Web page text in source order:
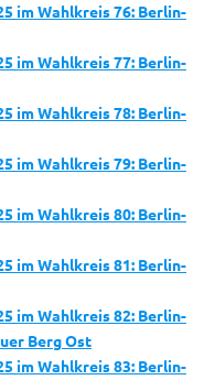
im Wahlkreis 76: Berlin-
im Wahlkreis 77: Berlin-
im Wahlkreis 78: Berlin-
im Wahlkreis 79: Berlin-
im Wahlkreis 80: Berlin-
im Wahlkreis 81: Berlin-
im Wahlkreis 82: Berlin-
Berg Ost
im Wahlkreis 83: Berlin-